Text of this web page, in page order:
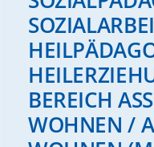
BEREICH
WOHNEN /